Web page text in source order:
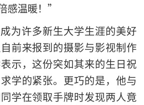
感温暖！”
为许多新生大学生涯的美好
前来报到的摄影与影视制作
示，这份突如其来的生日祝
学的紧张。更巧的是，他与
学在领取手牌时发现两人竟